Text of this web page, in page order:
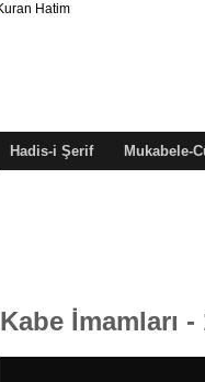
Hadis-i Şerif Mukabele-
Kabe İmamları -